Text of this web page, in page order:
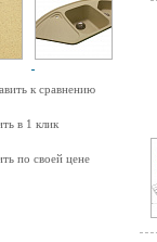
к сравнению
в 1 клик
по своей цене